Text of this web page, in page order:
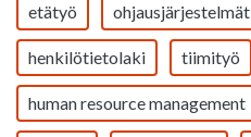
etätyö ohjausjärjestelmät
henkilötietolaki tiimityö
human resource management